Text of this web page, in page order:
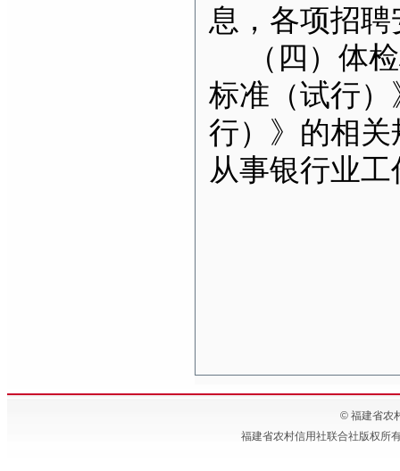
息，各项招
（四） 体
标准（试行
行）》的相关
从事银行业
© 福建省农
福建省农村信用社联合社版权所